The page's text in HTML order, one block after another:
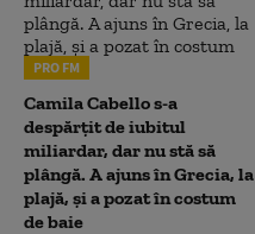
PRO FM
Camila Cabello s-a
despărțit de iubitul
miliardar, dar nu stă să
plângă. A ajuns în Grecia, la
plajă, și a pozat în costum
de baie